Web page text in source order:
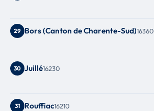
29 Bors (Canton de Charente-Sud)16360
30 Juillé16230
31 Rouffiac16210